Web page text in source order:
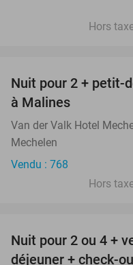
Hors
Nuit pour 2 + petit-
à Malines
Van der Valk Hotel
Mechelen
Vendu : 768
Hors
Nuit pour 2 ou 4 +
déjeuner + check-